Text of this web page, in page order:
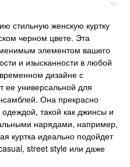
стильную женскую куртку
черном цвете. Эта
элементом вашего
и изысканности в любой
дизайне с
ее универсальной для
Она прекрасно
одеждой, такой как джинсы и
нарядами, например,
куртка идеально подойдет
street style или даже